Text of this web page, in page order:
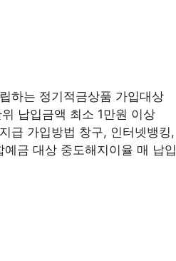
하는 정기적금상품 가입대상
납입금액 최소 1만원 이상
급 가입방법 창구, 인터넷뱅킹,
금 대상 중도해지이율 매 납입